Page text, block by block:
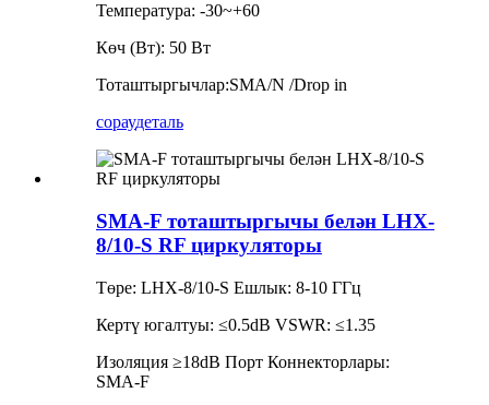
Температура: -30~+60
Көч (Вт): 50 Вт
Тоташтыргычлар:SMA/N /Drop in
сораудеталь
SMA-F тоташтыргычы белән LHX-
8/10-S RF циркуляторы
Төре: LHX-8/10-S Ешлык: 8-10 ГГц
Кертү югалтуы: ≤0.5dB VSWR: ≤1.35
Изоляция ≥18dB Порт Коннекторлары:
SMA-F